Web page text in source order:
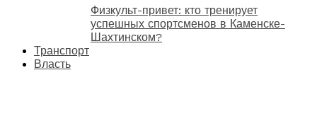
Физкульт-привет: кто тренирует
успешных спортсменов в Каменске-
Шахтинском?
Транспорт
Власть